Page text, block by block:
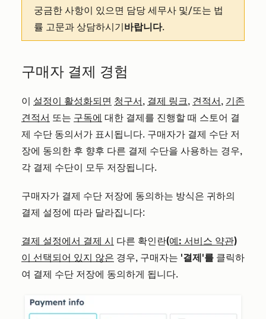
궁금한 사항이 있으면 담당 세무사 및/또는 법
률 고문과 상담하시기 바랍니다.
구매자 결제 경험
이 설정이 활성화되면 청구서 , 결제 링크, 견적서 , 기존
견적서 또는 구독에 대한 결제를 진행할 때 스토어 결
제 수단 동의서가 표시됩니다. 구매자가 결제 수단 저
장에 동의한 후 향후 다른 결제 수단을 사용하는 경우,
각 결제 수단이 모두 저장됩니다.
구매자가 결제 수단 저장에 동의하는 방식은 귀하의
결제 설정에 따라 달라집니다:
결제 설정에서 결제 시 다른 확인란(예: 서비스 약관)
이 선택되어 있지 않은 경우, 구매자는 '결제'를 클릭하
여 결제 수단 저장에 동의하게 됩니다.